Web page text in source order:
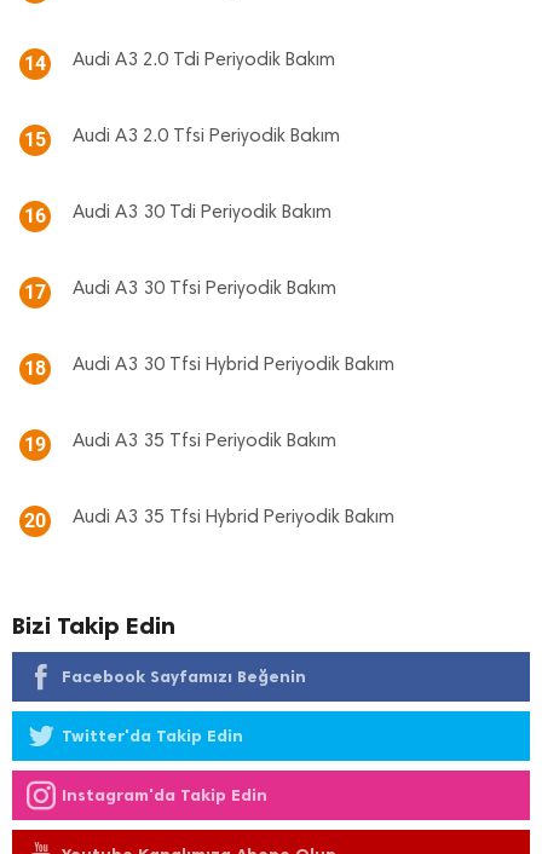
14 Audi A3 2.0 Tdi Periyodik Bakım
15 Audi A3 2.0 Tfsi Periyodik Bakım
16 Audi A3 30 Tdi Periyodik Bakım
17 Audi A3 30 Tfsi Periyodik Bakım
18 Audi A3 30 Tfsi Hybrid Periyodik Bakım
19 Audi A3 35 Tfsi Periyodik Bakım
20 Audi A3 35 Tfsi Hybrid Periyodik Bakım
Bizi Takip Edin
Facebook Sayfamızı Beğenin
Twitter'da Takip Edin
Instagram'da Takip Edin